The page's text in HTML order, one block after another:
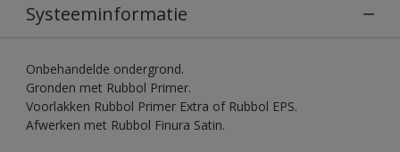
Systeeminformatie
Onbehandelde ondergrond.
Gronden met Rubbol Primer.
Voorlakken Rubbol Primer Extra of Rubbol EPS.
Afwerken met Rubbol Finura Satin.